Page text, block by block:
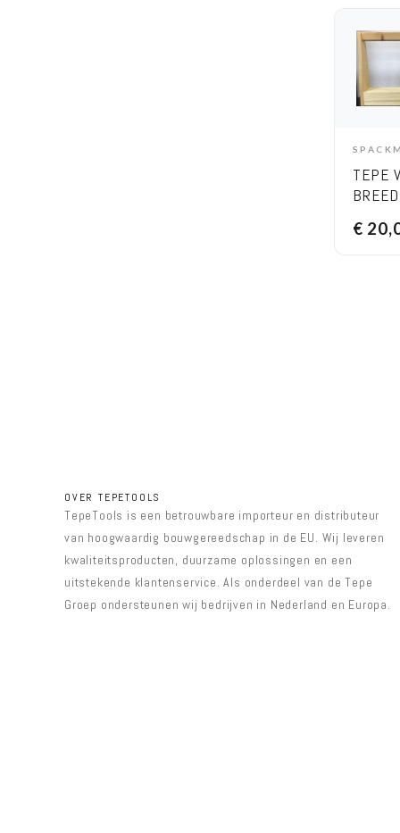
TEPE
€
OVER TEPETOOLS
TepeTools is een betrouwbare importeur en distributeur
van hoogwaardig bouwgereedschap in de EU. Wij leveren
kwaliteitsproducten, duurzame oplossingen en een
uitstekende klantenservice. Als onderdeel van de Tepe
Groep ondersteunen wij bedrijven in Nederland en Europa.